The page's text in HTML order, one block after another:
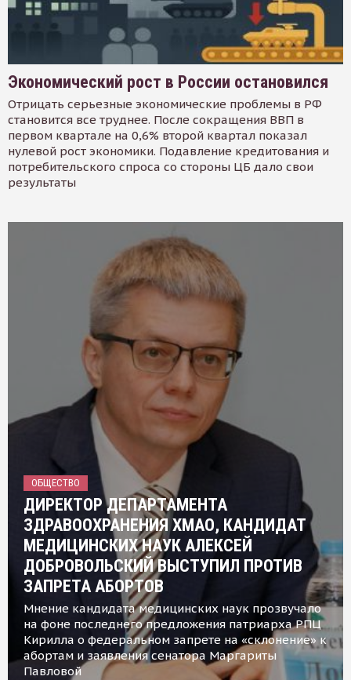
Экономический рост в России остановился
Отрицать серьезные экономические проблемы в РФ
становится все труднее. После сокращения ВВП в
первом квартале на 0,6% второй квартал показал
нулевой рост экономики. Подавление кредитования и
потребительского спроса со стороны ЦБ дало свои
результаты
ОБЩЕСТВО
ДИРЕКТОР ДЕПАРТАМЕНТА
ЗДРАВООХРАНЕНИЯ ХМАО, КАНДИДАТ
МЕДИЦИНСКИХ НАУК АЛЕКСЕЙ
ДОБРОВОЛЬСКИЙ ВЫСТУПИЛ ПРОТИВ
ЗАПРЕТА АБОРТОВ
Мнение кандидата медицинских наук прозвучало
на фоне последнего предложения патриарха РПЦ
Кирилла о федеральном запрете на «склонение» к
абортам и заявления сенатора Маргариты
Павловой